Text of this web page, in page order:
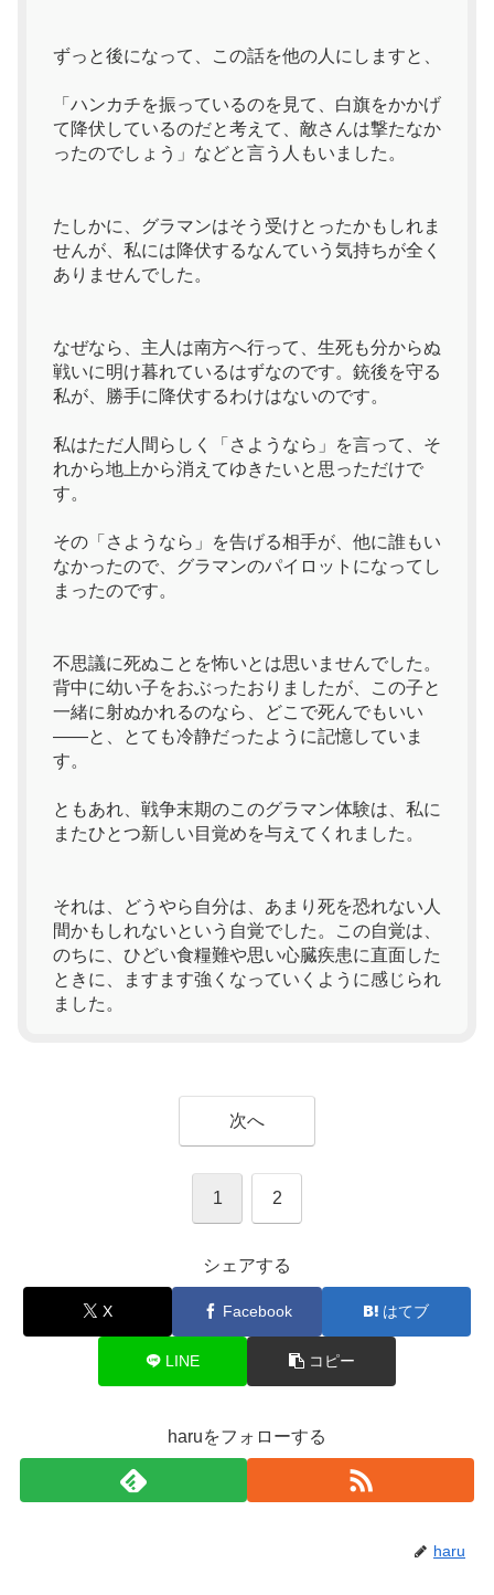
ずっと後になって、この話を他の人にしますと、
「ハンカチを振っているのを見て、白旗をかかげ
て降伏しているのだと考えて、敵さんは撃たなか
ったのでしょう」などと言う人もいました。
たしかに、グラマンはそう受けとったかもしれま
せんが、私には降伏するなんていう気持ちが全く
ありませんでした。
なぜなら、主人は南方へ行って、生死も分からぬ
戦いに明け暮れているはずなのです。銃後を守る
私が、勝手に降伏するわけはないのです。
私はただ人間らしく「さようなら」を言って、そ
れから地上から消えてゆきたいと思っただけで
す。
その「さようなら」を告げる相手が、他に誰もい
なかったので、グラマンのパイロットになってし
まったのです。
不思議に死ぬことを怖いとは思いませんでした。
背中に幼い子をおぶったおりましたが、この子と
一緒に射ぬかれるのなら、どこで死んでもいい
——と、とても冷静だったように記憶していま
す。
ともあれ、戦争末期のこのグラマン体験は、私に
またひとつ新しい目覚めを与えてくれました。
それは、どうやら自分は、あまり死を恐れない人
間かもしれないという自覚でした。この自覚は、
のちに、ひどい食糧難や思い心臓疾患に直面した
ときに、ますます強くなっていくように感じられ
ました。
次へ
1 2
シェアする
X Facebook はてブ
LINE コピー
haruをフォローする
haru